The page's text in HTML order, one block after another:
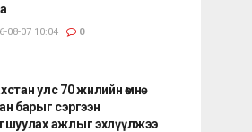
08-07 10:04 0
улс 70 жилийн өмнө
барыг сэргээн
ажлыг эхлүүлжээ